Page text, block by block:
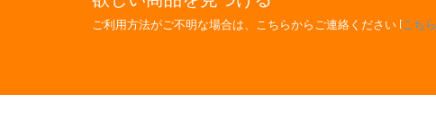
ご利用方法がご不明な場合は、こちらからご連絡ください [こちら